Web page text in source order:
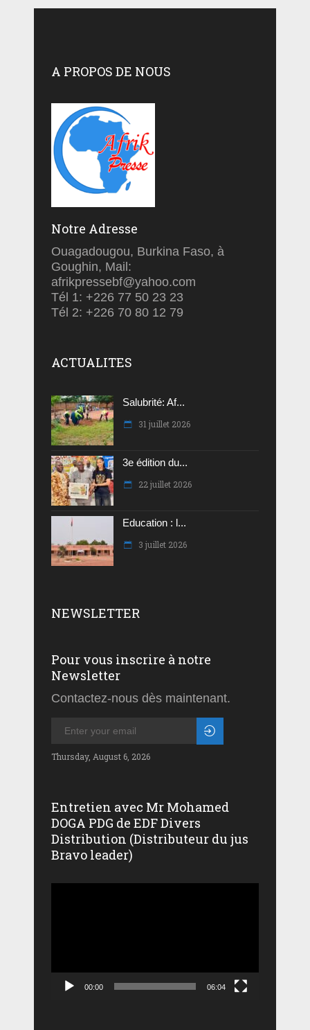
A PROPOS DE NOUS
Notre Adresse
Ouagadougou, Burkina Faso, à
Goughin, Mail:
afrikpressebf@yahoo.com
Tél 1: +226 77 50 23 23
Tél 2: +226 70 80 12 79
ACTUALITES
Salubrité: Af...
31 juillet 2026
3e édition du...
22 juillet 2026
Education : l...
3 juillet 2026
NEWSLETTER
Pour vous inscrire à notre
Newsletter
Contactez-nous dès maintenant.
Thursday, August 6, 2026
Entretien avec Mr Mohamed
DOGA PDG de EDF Divers
Distribution (Distributeur du jus
Bravo leader)
00:00 06:04